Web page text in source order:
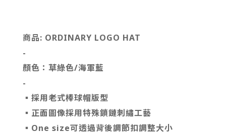
商品: ORDINARY LOGO HAT
-
顏色：草綠色/海軍藍
-
▪ 採用老式棒球帽版型
▪正面圖像採用特殊鎖鏈刺繡工藝
▪One size可透過背後調節扣調整大小